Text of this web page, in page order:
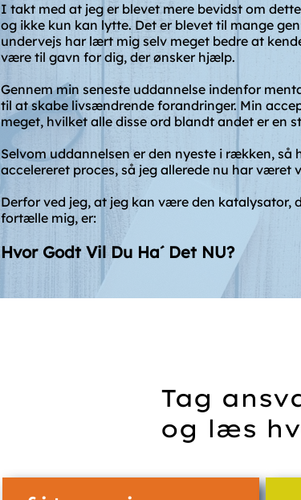
I takt med at jeg er blevet mere bevidst om
og ikke kun kan lytte. Det er blevet til mange
undervejs har lært mig selv meget bedre at
være til gavn for dig, der ønsker hjælp.
Gennem min seneste uddannelse indenfor
til at skabe livsændrende forandringer. Min
meget, hvilket alle disse ord blandt andet er en
Selvom uddannelsen er den nyeste i rækken,
accelereret proces, så jeg allerede nu har været
Derfor ved jeg, at jeg kan være den katalysator,
fortælle mig, er:
Hvor Godt Vil Du Ha´ Det NU?
Tag
og læs